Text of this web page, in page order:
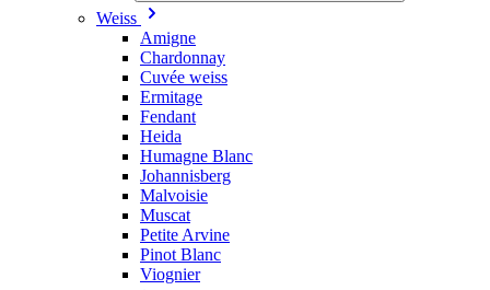
Weiss
Amigne
Chardonnay
Cuvée weiss
Ermitage
Fendant
Heida
Humagne Blanc
Johannisberg
Malvoisie
Muscat
Petite Arvine
Pinot Blanc
Viognier